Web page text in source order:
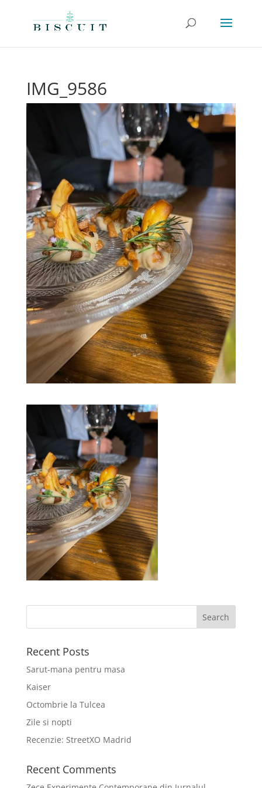
IMG_9586
Recent Posts
Sarut-mana pentru masa
Kaiser
Octombrie la Tulcea
Zile si nopti
Recenzie: StreetXO Madrid
Recent Comments